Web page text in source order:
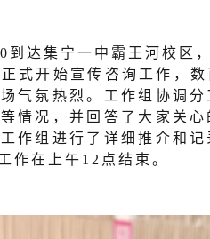
到达集宁一中霸王河校区
式开始宣传咨询工作，
气氛热烈。工作组协调
情况，并回答了大家关
作组进行了详细推介和
作在上午12点结束。